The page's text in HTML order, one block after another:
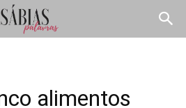
alimentos